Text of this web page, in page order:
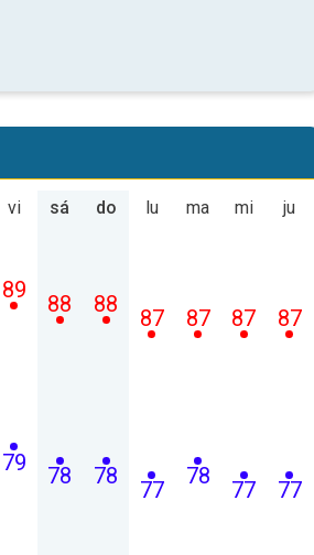
vi
79
89
sá
78
88
do
78
88
lu
77
87
ma
78
87
mi
77
87
ju
77
87